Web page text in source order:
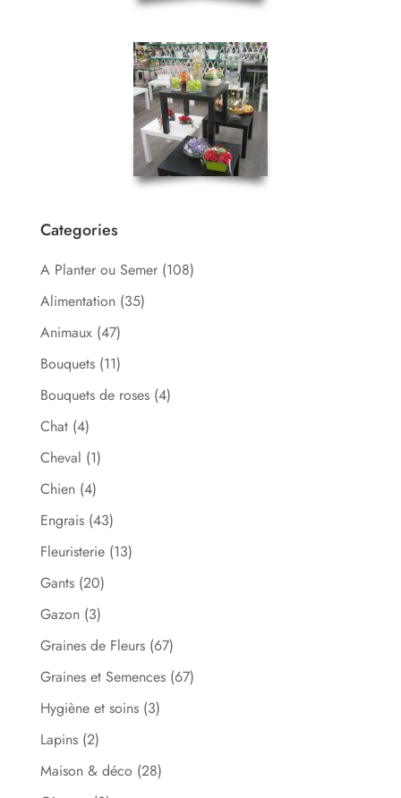
Categories
A Planter ou Semer (108)
Alimentation (35)
Animaux (47)
Bouquets (11)
Bouquets de roses (4)
Chat (4)
Cheval (1)
Chien (4)
Engrais (43)
Fleuristerie (13)
Gants (20)
Gazon (3)
Graines de Fleurs (67)
Graines et Semences (67)
Hygiène et soins (3)
Lapins (2)
Maison & déco (28)